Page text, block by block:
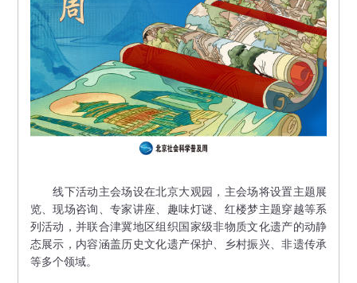
线下活动主会场设在北京大观园，主会场将设置主题展
览、现场咨询、专家讲座、趣味灯谜、红楼梦主题穿越等系
列活动，并联合津冀地区组织国家级非物质文化遗产的动静
态展示，内容涵盖历史文化遗产保护、乡村振兴、非遗传承
等多个领域。